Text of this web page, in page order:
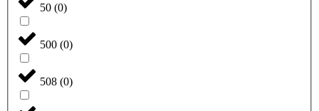
50 (0)
500 (0)
508 (0)